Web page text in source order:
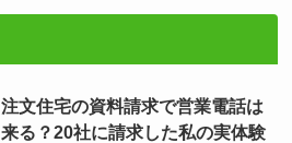
注文住宅の資料請求で営業電話は
来る？20社に請求した私の実体験